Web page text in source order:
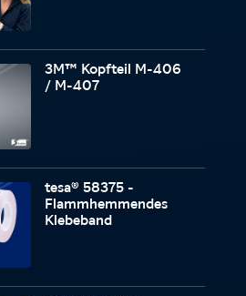
3M™ Kopfteil M-406
/ M-407
tesa® 58375 -
Flammhemmendes
Klebeband